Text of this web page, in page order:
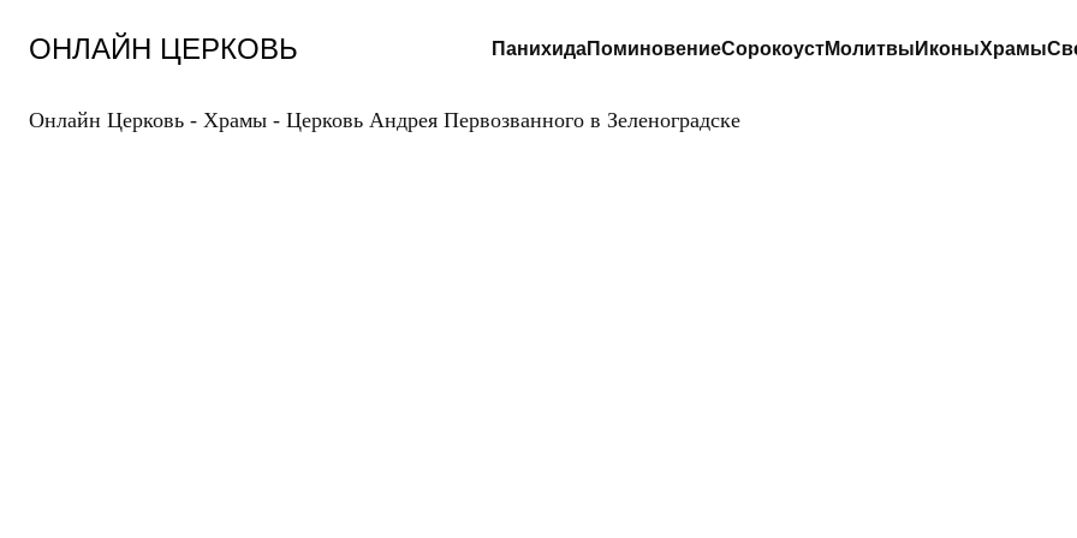
содержанию
ОНЛАЙН ЦЕРКОВЬ ПанихидаПоминовениеСорокоустМолитвы ИконыХрамы
Онлайн Церковь - Храмы - Церковь Андрея Первозванного в Зеленоградске